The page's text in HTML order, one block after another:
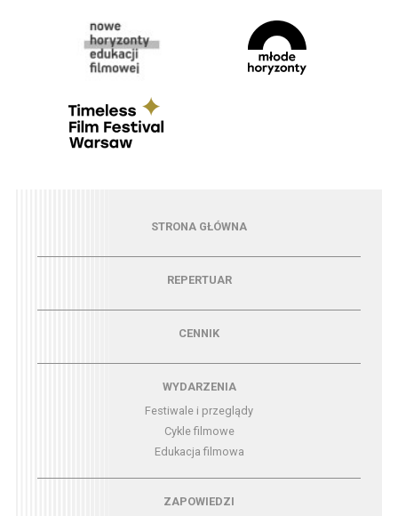
Menu - strona główna
STRONA GŁÓWNA
Menu - repertuarREPERTUAR
CENNIK
Menu - wydarzeniaWYDARZENIA
Festiwale i przeglądy
Cykle filmowe
Edukacja filmowa
Menu - zapowiedziZAPOWIEDZI